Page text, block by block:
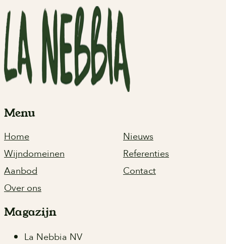
Menu
Home
Wijndomeinen
Aanbod
Over ons
Nieuws
Referenties
Contact
Magazijn
La Nebbia NV